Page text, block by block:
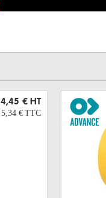
4,45 € HT
5,34 € TTC